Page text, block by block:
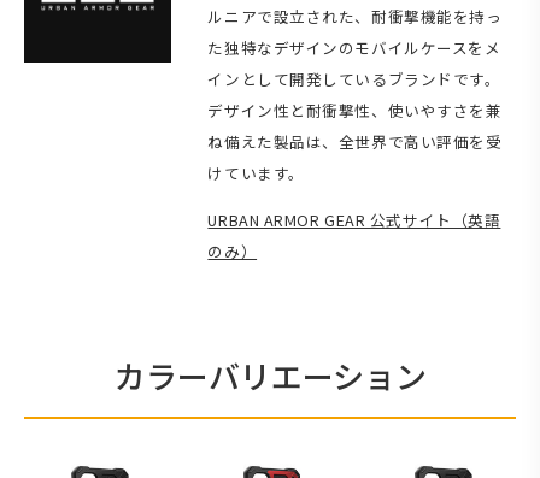
ルニアで設立された、耐衝撃機能を持っ
た独特なデザインのモバイルケースをメ
インとして開発しているブランドです。
デザイン性と耐衝撃性、使いやすさを兼
ね備えた製品は、全世界で高い評価を受
けています。
URBAN ARMOR GEAR 公式サイト（英語
のみ）
カラーバリエーション